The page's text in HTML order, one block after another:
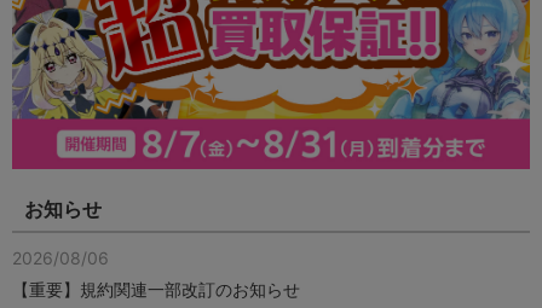
お知らせ
2026/08/06
【重要】規約関連一部改訂のお知らせ